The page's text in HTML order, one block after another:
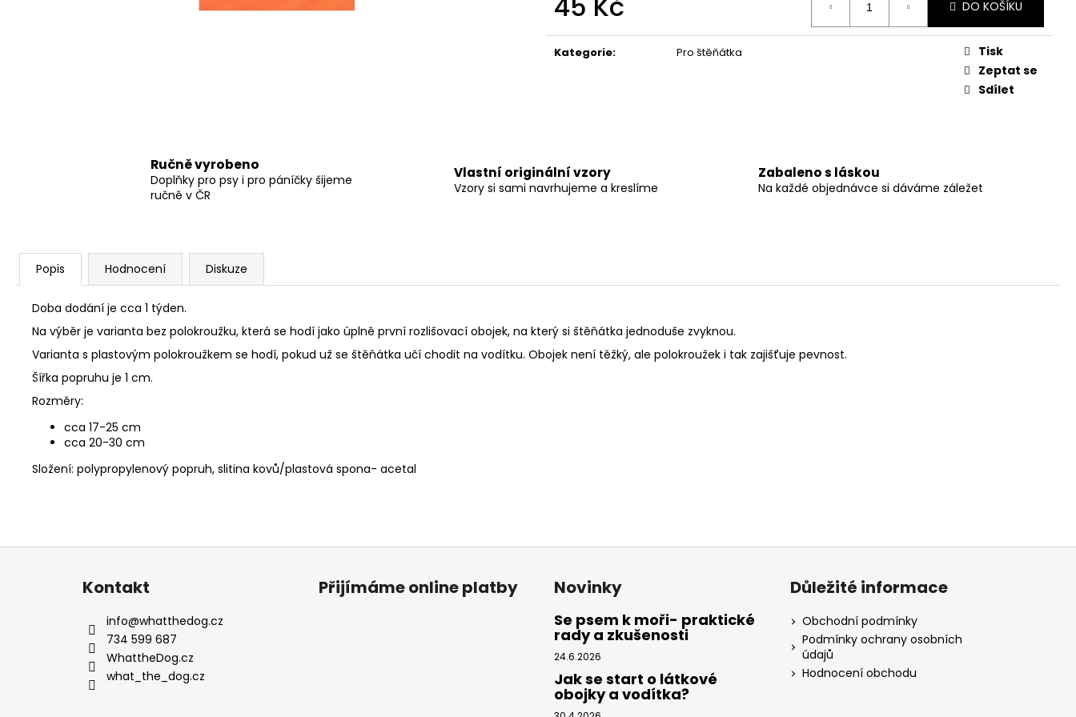
cena:
DO KOŠÍKU
Kategorie: Pro štěňátka
Tisk
Zeptat se
Sdílet
Ručně vyrobeno
Doplňky pro psy i pro páníčky šijeme
ručně v ČR
Vlastní originální vzory
Vzory si sami navrhujeme a kreslíme
Zabaleno s láskou
Na každé objednávce si dáváme záležet
Popis Hodnocení Diskuze
Doba dodání je cca 1 týden.
Na výběr je varianta bez polokroužku, která se hodí jako úplně první rozlišovací obojek, na který si štěňátka jednoduše zvyknou.
Varianta s plastovým polokroužkem se hodí, pokud už se štěňátka učí chodit na vodítku. Obojek není těžký, ale polokroužek i tak zajišťuje pevnost.
Šířka popruhu je 1 cm.
Rozměry:
cca 17-25 cm
cca 20-30 cm
Složení: polypropylenový popruh, slitina kovů/plastová spona- acetal
550 Kč
275 Kč
Z
Kontakt
info@whatthedog.cz
734 599 687
WhattheDog.cz
what_the_dog.cz
Přijímáme online platby Novinky
Se psem k moři- praktické
rady a zkušenosti
24.6.2026
Jak se start o látkové
obojky a vodítka?
Důležité informace
Obchodní podmínky
Podmínky ochrany osobních
údajů
Hodnocení obchodu